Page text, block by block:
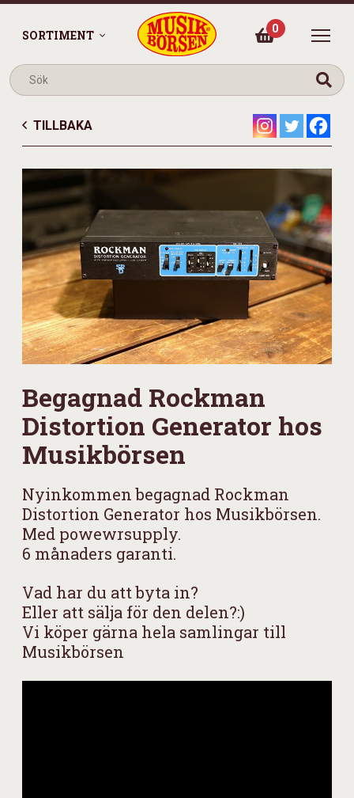
SORTIMENT 0
TILLBAKA
Begagnad Rockman
Distortion Generator hos
Musikbörsen
Nyinkommen begagnad Rockman
Distortion Generator hos Musikbörsen.
Med powewrsupply.
6 månaders garanti.
Vad har du att byta in?
Eller att sälja för den delen?:)
Vi köper gärna hela samlingar till
Musikbörsen